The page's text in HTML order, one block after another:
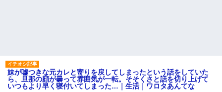
のお茶？」彼「ちっ！」私「」
【GIF】JSのカンチョーワロ
タ
後続車にクラクションを鳴ら
妹が嘘つきな元カレと寄りを戻してしまったという話をしていた
ら、旦那の顔が曇って雰囲気が一転。そそくさと話を切り上げて
いつもより早く寝付いてしまった…｜生活｜ワロタあんてな